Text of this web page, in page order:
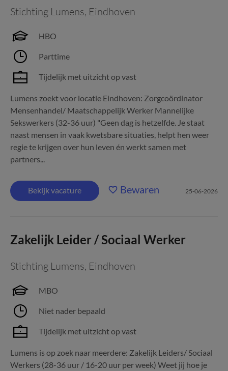
Stichting Lumens, Eindhoven
HBO
Parttime
Tijdelijk met uitzicht op vast
Lumens zoekt voor locatie Eindhoven: Zorgcoördinator
Mensenhandel/ Maatschappelijk Werker Mannelijke
Sekswerkers (32-36 uur) "Geen dag is hetzelfde. Je staat
naast mensen in vaak kwetsbare situaties, helpt hen weer
regie te krijgen over hun leven én werkt samen met
partners...
Bekijk vacature Bewaren 25-06-2026
Zakelijk Leider / Sociaal Werker
Stichting Lumens, Eindhoven
MBO
Niet nader bepaald
Tijdelijk met uitzicht op vast
Lumens is op zoek naar meerdere: Zakelijk Leiders/ Sociaal
Werkers (28-36 uur / 16-20 uur per week) Weet jij hoe je